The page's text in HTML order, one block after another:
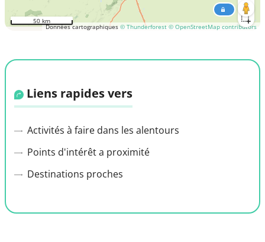
Données cartographiques © Thunderforest © OpenStreetMap contributors
50 km
Liens rapides vers
Activités à faire dans les alentours
Points d'intérêt a proximité
Destinations proches